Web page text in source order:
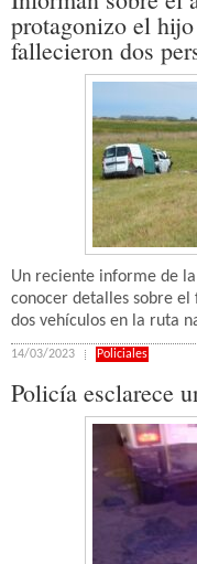
protagonizo el
fallecieron dos
Un reciente informe de
conocer detalles sobre
dos vehículos en la ruta
14/03/2023 Policiales
Policía esclarece